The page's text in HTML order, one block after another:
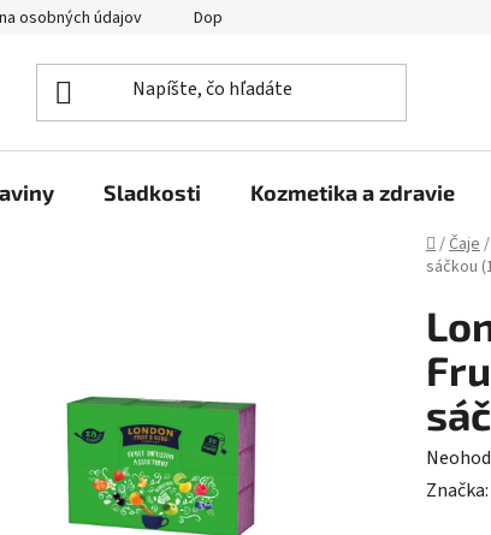
osobných údajov Doprava a platba
Sladkosti Kozmetika a zdravie
Domov
/Čaje/
sáčkou
Značka: